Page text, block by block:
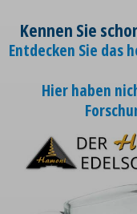
Kennen Sie
Entdecken Sie das
Hier haben